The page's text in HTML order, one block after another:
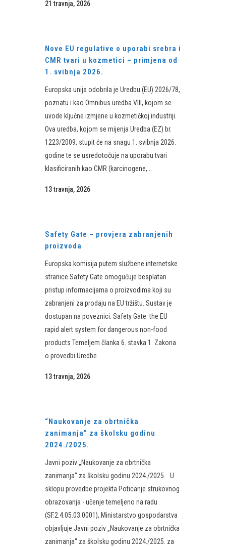
21 travnja, 2026
Nove EU regulative o uporabi srebra i
CMR tvari u kozmetici – primjena od
1. svibnja 2026.
Europska unija odobrila je Uredbu (EU) 2026/78,
poznatu i kao Omnibus uredba VIII, kojom se
uvode ključne izmjene u kozmetičkoj industriji.
Ova uredba, kojom se mijenja Uredba (EZ) br.
1223/2009, stupit će na snagu 1. svibnja 2026.
godine te se usredotočuje na uporabu tvari
klasificiranih kao CMR (karcinogene,...
13 travnja, 2026
Safety Gate – provjera zabranjenih
proizvoda
Europska komisija putem službene internetske
stranice Safety Gate omogućuje besplatan
pristup informacijama o proizvodima koji su
zabranjeni za prodaju na EU tržištu. Sustav je
dostupan na poveznici: Safety Gate: the EU
rapid alert system for dangerous non-food
products Temeljem članka 6. stavka 1. Zakona
o provedbi Uredbe...
13 travnja, 2026
“Naukovanje za obrtnička
zanimanja” za školsku godinu
2024./2025.
Javni poziv „Naukovanje za obrtnička
zanimanja“ za školsku godinu 2024./2025. U
sklopu provedbe projekta Poticanje strukovnog
obrazovanja - učenje temeljeno na radu
(SF.2.4.05.03.0001), Ministarstvo gospodarstva
objavljuje Javni poziv „Naukovanje za obrtnička
zanimanja“ za školsku godinu 2024./2025. za